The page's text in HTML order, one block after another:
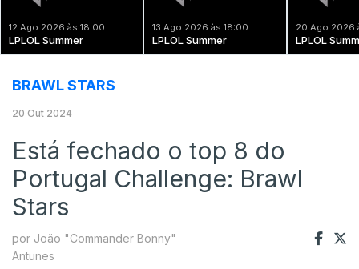
12 Ago 2026 às 18:00
LPLOL Summer
13 Ago 2026 às 18:00
LPLOL Summer
20 Ago 2026
LPLOL
BRAWL STARS
20 Out 2024
Está fechado o top 8 do
Portugal Challenge: Brawl
Stars
por João "Commander Bonny"
Antunes